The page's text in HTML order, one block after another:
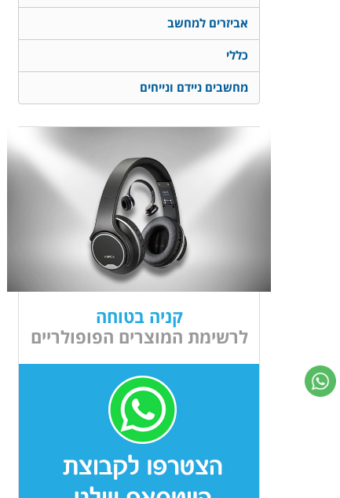
אביזרים למחשב
כללי
מחשבים ניידם ונייחים
קניה בטוחה
לרשימת המוצרים הפופולריים